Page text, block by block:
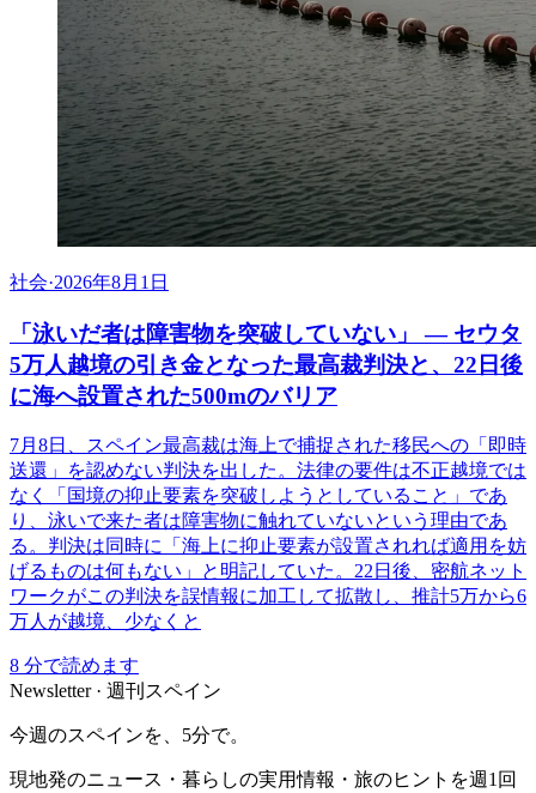
社会·2026年8月1日
「泳いだ者は障害物を突破していない」 ― セウタ
5万人越境の引き金となった最高裁判決と、22日後
に海へ設置された500mのバリア
7月8日、スペイン最高裁は海上で捕捉された移民への「即時
送還」を認めない判決を出した。法律の要件は不正越境では
なく「国境の抑止要素を突破しようとしていること」であ
り、泳いで来た者は障害物に触れていないという理由であ
る。判決は同時に「海上に抑止要素が設置されれば適用を妨
げるものは何もない」と明記していた。22日後、密航ネット
ワークがこの判決を誤情報に加工して拡散し、推計5万から6
万人が越境、少なくと
8 分で読めます
Newsletter · 週刊スペイン
今週のスペインを、5分で。
現地発のニュース・暮らしの実用情報・旅のヒントを週1回